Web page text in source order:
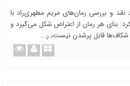
نقد و بررسی رمان‌های مریم مطهری‌راد با
بنای هر رمان از اعتراض شکل می‌گیرد و
شکاف‌ها قابل پرشدن نیست، ر...